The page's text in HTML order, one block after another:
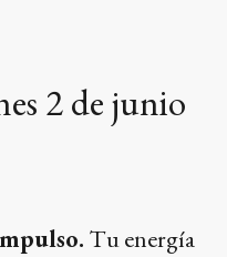
2 de junio
Tu energía